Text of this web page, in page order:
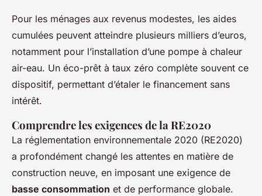
Pour les ménages aux revenus modestes, les aides
cumulées peuvent atteindre plusieurs milliers d’euros,
notamment pour l’installation d’une pompe à chaleur
air-eau. Un éco-prêt à taux zéro complète souvent ce
dispositif, permettant d’étaler le financement sans
intérêt.
Comprendre les exigences de la RE2020
La réglementation environnementale 2020 (RE2020)
a profondément changé les attentes en matière de
construction neuve, en imposant une exigence de
basse consommation et de performance globale.